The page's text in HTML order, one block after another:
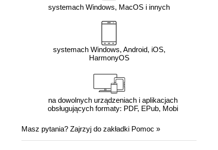
systemach Windows, MacOS i innych
systemach Windows, Android, iOS,
HarmonyOS
na dowolnych urządzeniach i aplikacjach
obsługujących formaty: PDF, EPub, Mobi
Masz pytania? Zajrzyj do zakładki Pomoc »